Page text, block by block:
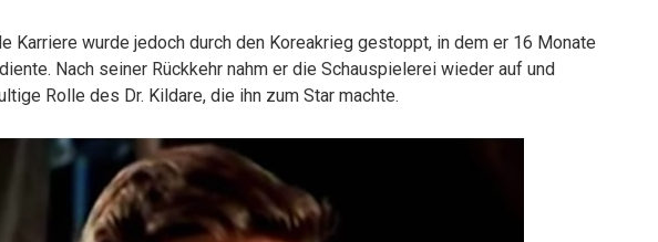
Karriere wurde jedoch durch den Koreakrieg gestoppt, in dem er 16 Monate
Nach seiner Rückkehr nahm er die Schauspielerei wieder auf und
Rolle des Dr. Kildare, die ihn zum Star machte.